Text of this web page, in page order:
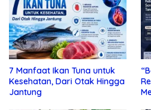
7 Manfaat Ikan Tuna untuk
Kesehatan, Dari Otak Hingga
Jantung